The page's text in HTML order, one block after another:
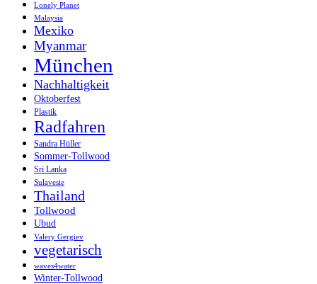
Lonely Planet
Malaysia
Mexiko
Myanmar
München
Nachhaltigkeit
Oktoberfest
Plastik
Radfahren
Sandra Hüller
Sommer-Tollwood
Sri Lanka
Sulavesie
Thailand
Tollwood
Ubud
Valery Gergiev
vegetarisch
waves4water
Winter-Tollwood